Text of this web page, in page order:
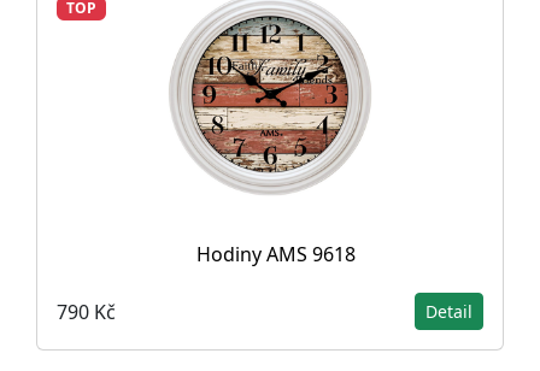
TOP
Hodiny AMS 9618
790 Kč Detail